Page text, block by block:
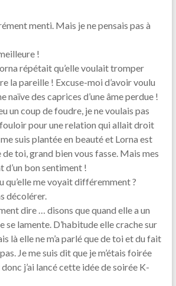
menti. Mais je ne pensais pas à
!
répétait qu’elle voulait tromper
la pareille ! Excuse-moi d’avoir voulu
naïve des caprices d’une âme perdue !
un coup de foudre, je ne voulais pas
pour une relation qui allait droit
suis plantée en beauté et Lorna est
toi, grand bien vous fasse. Mais mes
bon sentiment !
qu’elle me voyait différemment ?
décolérer.
dire … disons que quand elle a un
se lamente. D’habitude elle crache sur
là elle ne m’a parlé que de toi et du fait
Je me suis dit que je m’étais foirée
j’ai lancé cette idée de soirée K-